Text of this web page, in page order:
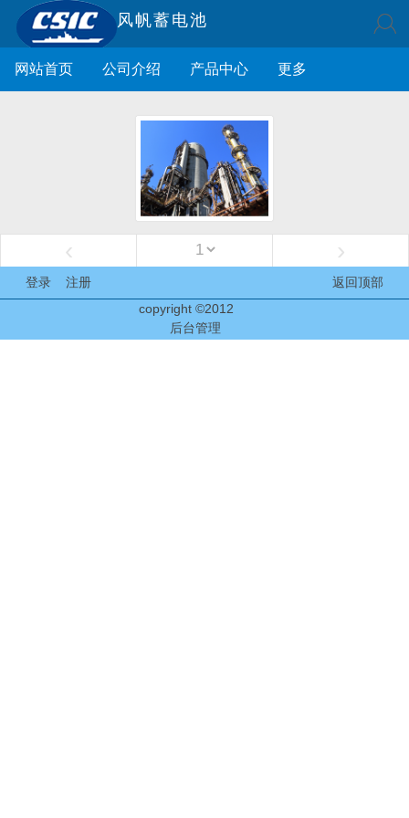
风帆蓄电池
网站首页 公司介绍 产品中心 更多
‹ ›
登录 注册
返回顶部
copyright ©2012
后台管理